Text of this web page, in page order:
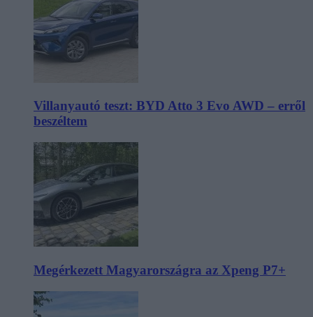
Villanyautó teszt: BYD Atto 3 Evo AWD – erről
beszéltem
Megérkezett Magyarországra az Xpeng P7+